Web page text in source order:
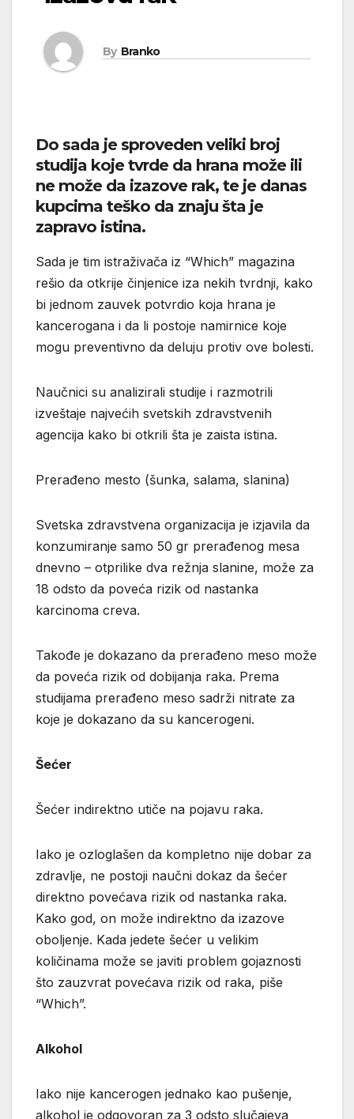
By Branko
Do sada je sproveden veliki broj
studija koje tvrde da hrana može ili
ne može da izazove rak, te je danas
kupcima teško da znaju šta je
zapravo istina.
Sada je tim istraživača iz “Which” magazina
rešio da otkrije činjenice iza nekih tvrdnji, kako
bi jednom zauvek potvrdio koja hrana je
kancerogana i da li postoje namirnice koje
mogu preventivno da deluju protiv ove bolesti.
Naučnici su analizirali studije i razmotrili
izveštaje najvećih svetskih zdravstvenih
agencija kako bi otkrili šta je zaista istina.
Prerađeno mesto (šunka, salama, slanina)
Svetska zdravstvena organizacija je izjavila da
konzumiranje samo 50 gr prerađenog mesa
dnevno – otprilike dva režnja slanine, može za
18 odsto da poveća rizik od nastanka
karcinoma creva.
Takođe je dokazano da prerađeno meso može
da poveća rizik od dobijanja raka. Prema
studijama prerađeno meso sadrži nitrate za
koje je dokazano da su kancerogeni.
Šećer
Šećer indirektno utiče na pojavu raka.
Iako je ozloglašen da kompletno nije dobar za
zdravlje, ne postoji naučni dokaz da šećer
direktno povećava rizik od nastanka raka.
Kako god, on može indirektno da izazove
oboljenje. Kada jedete šećer u velikim
količinama može se javiti problem gojaznosti
što zauzvrat povećava rizik od raka, piše
“Which”.
Alkohol
Iako nije kancerogen jednako kao pušenje,
alkohol je odgovoran za 3 odsto slučajeva